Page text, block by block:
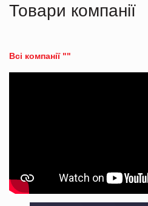
Товари компанії
Всі компанії ""